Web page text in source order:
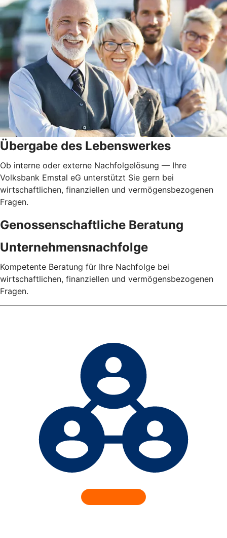
Übergabe des Lebenswerkes
Ob interne oder externe Nachfolgelösung — Ihre
Volksbank Emstal eG unterstützt Sie gern bei
wirtschaftlichen, finanziellen und vermögensbezogenen
Fragen.
Genossenschaftliche Beratung
Unternehmensnachfolge
Kompetente Beratung für Ihre Nachfolge bei
wirtschaftlichen, finanziellen und vermögensbezogenen
Fragen.